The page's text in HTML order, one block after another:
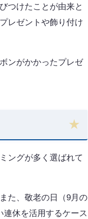
つけたことが由来と
レゼントや飾り付け
ンがかかったプレゼ
ングが多く選ばれて
た、敬老の日（9月の
休を活用するケース